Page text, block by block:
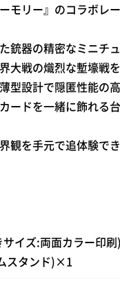
モリー』のコラボレー
銃器の精密なミニチ
大戦の熾烈な塹壕戦
型設計で隠匿性能の
ードを一緒に飾れる
観を手元で追体験でき
サイズ:両面カラー印
スタンド)×1